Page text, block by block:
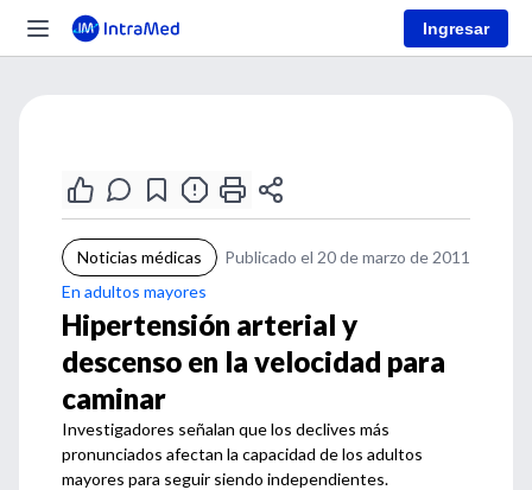
Ingresar
Noticias médicas
Publicado el 20 de marzo de 2011
En adultos mayores
Hipertensión arterial y
descenso en la velocidad para
caminar
Investigadores señalan que los declives más
pronunciados afectan la capacidad de los adultos
mayores para seguir siendo independientes.